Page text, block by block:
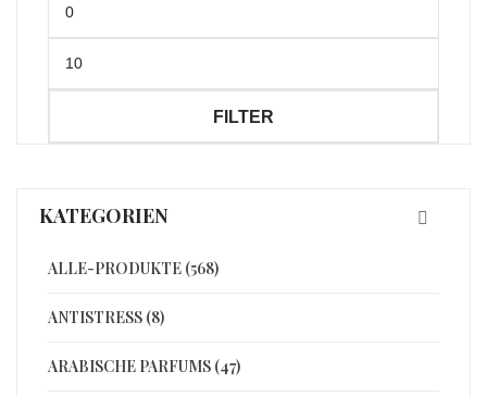
Preis
Preis
FILTER
KATEGORIEN
ALLE-PRODUKTE (568)
ANTISTRESS (8)
ARABISCHE PARFUMS (47)